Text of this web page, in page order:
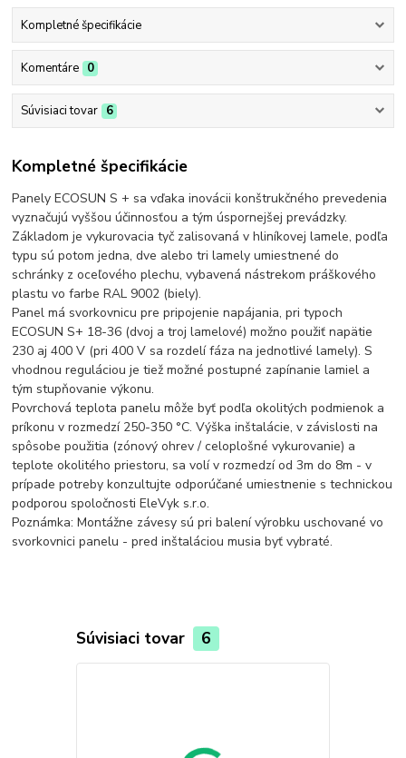
Kompletné špecifikácie
Komentáre 0
Súvisiaci tovar 6
Kompletné špecifikácie
Panely ECOSUN S + sa vďaka inovácii konštrukčného prevedenia
vyznačujú vyššou účinnosťou a tým úspornejšej prevádzky.
Základom je vykurovacia tyč zalisovaná v hliníkovej lamele, podľa
typu sú potom jedna, dve alebo tri lamely umiestnené do
schránky z oceľového plechu, vybavená nástrekom práškového
plastu vo farbe RAL 9002 (biely).
Panel má svorkovnicu pre pripojenie napájania, pri typoch
ECOSUN S+ 18-36 (dvoj a troj lamelové) možno použiť napätie
230 aj 400 V (pri 400 V sa rozdelí fáza na jednotlivé lamely). S
vhodnou reguláciou je tiež možné postupné zapínanie lamiel a
tým stupňovanie výkonu.
Povrchová teplota panelu môže byť podľa okolitých podmienok a
príkonu v rozmedzí 250-350 °C. Výška inštalácie, v závislosti na
spôsobe použitia (zónový ohrev / celoplošné vykurovanie) a
teplote okolitého priestoru, sa volí v rozmedzí od 3m do 8m - v
prípade potreby konzultujte odporúčané umiestnenie s technickou
podporou spoločnosti EleVyk s.r.o.
Poznámka: Montážne závesy sú pri balení výrobku uschované vo
svorkovnici panelu - pred inštaláciou musia byť vybraté.
Súvisiaci tovar 6